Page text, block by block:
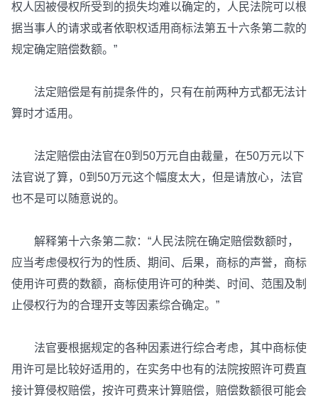
权人因被侵权所受到的损失均难以确定的，人民法院可以根
据当事人的请求或者依职权适用商标法第五十六条第二款的
规定确定赔偿数额。”
法定赔偿是有前提条件的，只有在前两种方式都无法计
算时才适用。
法定赔偿由法官在0到50万元自由裁量，在50万元以下
法官说了算，0到50万元这个幅度太大，但是请放心，法官
也不是可以随意说的。
解释第十六条第二款：“人民法院在确定赔偿数额时，
应当考虑侵权行为的性质、期间、后果，商标的声誉，商标
使用许可费的数额，商标使用许可的种类、时间、范围及制
止侵权行为的合理开支等因素综合确定。”
法官要根据规定的各种因素进行综合考虑，其中商标使
用许可是比较好适用的，在实务中也有的法院按照许可费直
接计算侵权赔偿，按许可费来计算赔偿，赔偿数额很可能会